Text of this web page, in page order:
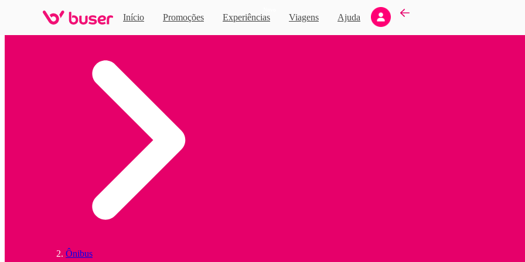
Início Promoções Experiências Viagens Ajuda
Ônibus